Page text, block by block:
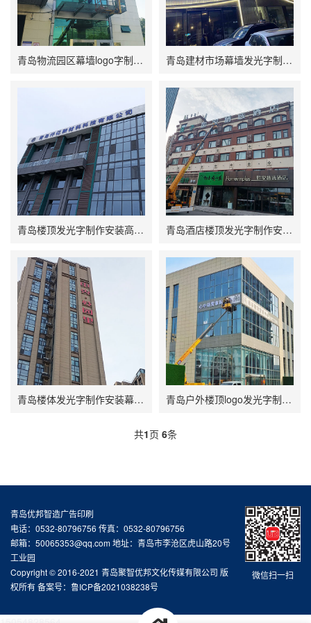
青岛物流园区幕墙logo字制作安装高空广告字制作安装 青岛建材市场幕墙发光字制作安装户外LED发光字制作
青岛楼顶发光字制作安装高空幕墙广告字制作 青岛酒店楼顶发光字制作安装不锈钢烤漆字制作发光字制作
青岛楼体发光字制作安装幕墙楼顶字厂家园区广告字制作 青岛户外楼顶logo发光字制作安装不锈钢包边字冲孔字制作
共1页 6条
微信扫一扫
青岛优邦智造广告印刷
电话：0532-80796756 传真：0532-80796756
邮箱：50065353@qq.com 地址：青岛市李沧区虎山路20号
工业园
Copyright © 2016-2021 青岛聚智优邦文化传媒有限公司 版
权所有 备案号： 鲁ICP备2021038238号